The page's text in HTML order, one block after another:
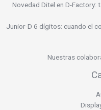
Novedad Ditel en D-Factory:
Junior-D 6 dígitos: cuando el
Nuestras